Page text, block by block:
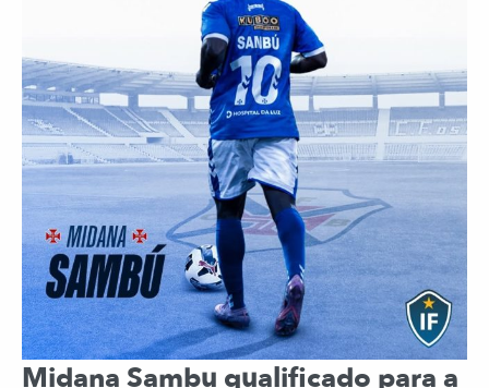
Midana Sambu qualificado para a